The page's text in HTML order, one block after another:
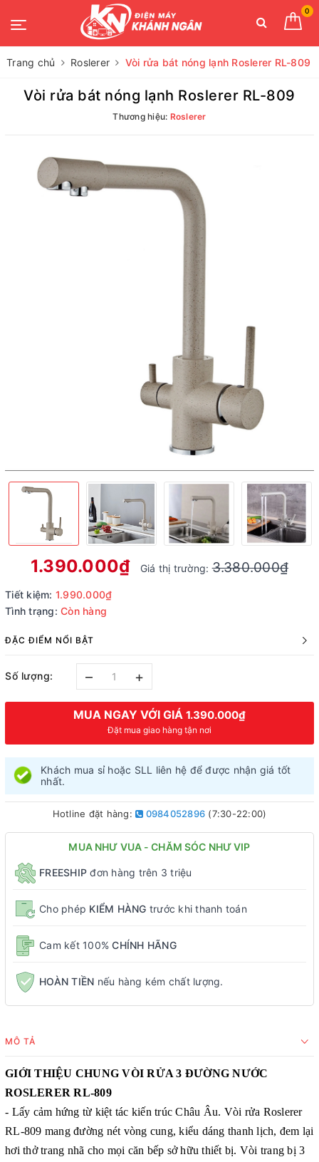
0
Trang chủ Roslerer Vòi rửa bát nóng lạnh Roslerer RL-809
Vòi rửa bát nóng lạnh Roslerer RL-809
Thương hiệu: Roslerer
1.390.000₫ Giá thị trường:3.380.000₫
Tiết kiệm: 1.990.000₫
Tình trạng: Còn hàng
ĐẶC ĐIỂM NỔI BẬT
Số lượng: – +
MUA NGAY VỚI GIÁ 1.390.000₫
Đặt mua giao hàng tận nơi
Khách mua sỉ hoặc SLL liên hệ để được nhận giá tốt
nhất.
Hotline đặt hàng: 0984052896 (7:30-22:00)
MUA NHƯ VUA - CHĂM SÓC NHƯ VIP
FREESHIP đơn hàng trên 3 triệu
Cho phép KIỂM HÀNG trước khi thanh toán
Cam kết 100% CHÍNH HÃNG
HOÀN TIỀN nếu hàng kém chất lượng.
MÔ TẢ
GIỚI THIỆU CHUNG VÒI RỬA 3 ĐƯỜNG NƯỚC
ROSLERER RL-809
- Lấy cảm hứng từ kiệt tác kiến trúc Châu Âu. Vòi rửa Roslerer
RL-809 mang đường nét vòng cung, kiểu dáng thanh lịch, đem lại
hơi thở trang nhã cho mọi căn bếp sở hữu thiết bị. Vòi trang bị 3